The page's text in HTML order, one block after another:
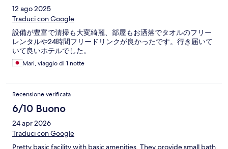
12 ago 2025
Traduci con Google
設備が豊富で清掃も大変綺麗、部屋もお洒落でタオルのフリー
レンタルや24時間フリードリンクが良かったです。行き届いて
いて良いホテルでした。
Mari, viaggio di 1 notte
Recensione verificata
6/10 Buono
24 apr 2026
Traduci con Google
Pretty basic facility with basic amenities. They provide small bath